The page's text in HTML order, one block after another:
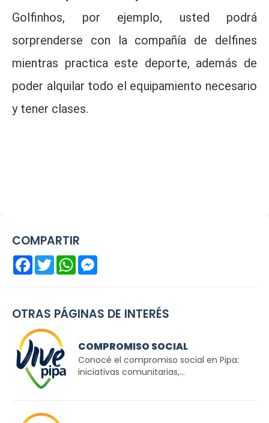
Golfinhos, por ejemplo, usted podrá
sorprenderse con la compañía de delfines
mientras practica este deporte, además de
poder alquilar todo el equipamiento necesario
y tener clases.
COMPARTIR
Facebook
TwitterWhatsApp
OTRAS PÁGINAS DE INTERÉS
COMPROMISO SOCIAL
Conocé el compromiso social en Pipa:
iniciativas comunitarias,...